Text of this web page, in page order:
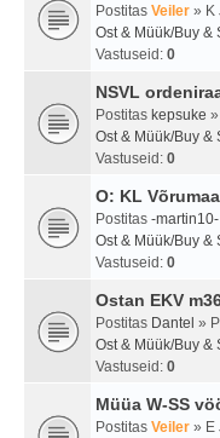
Postitas Veiler » K
Ost & Müük/Buy &
Vastuseid: 0
NSVL
Postitas kepsuke
Ost & Müük/Buy &
Vastuseid: 0
O: KL
Postitas -martin10-
Ost & Müük/Buy &
Vastuseid: 0
Ostan EKV
Postitas Dantel »
Ost & Müük/Buy &
Vastuseid: 0
Müüa W-SS
Postitas Veiler » E